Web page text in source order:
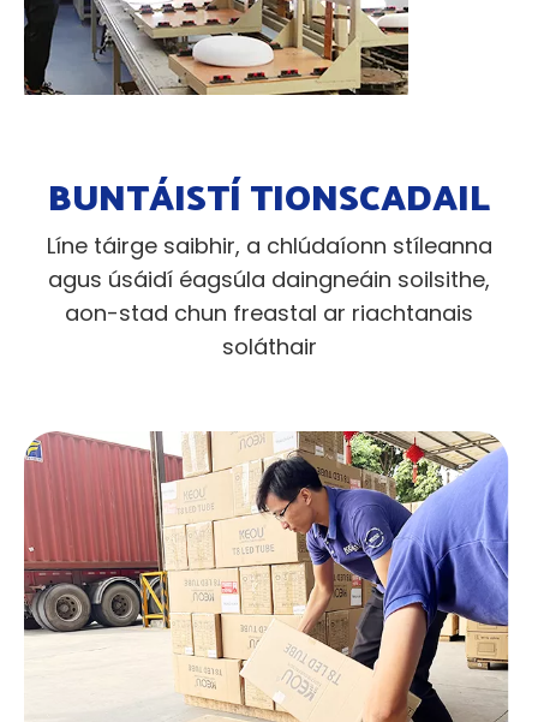
BUNTÁISTÍ TIONSCADAIL
Líne táirge saibhir, a chlúdaíonn stíleanna
agus úsáidí éagsúla daingneáin soilsithe,
aon-stad chun freastal ar riachtanais
soláthair